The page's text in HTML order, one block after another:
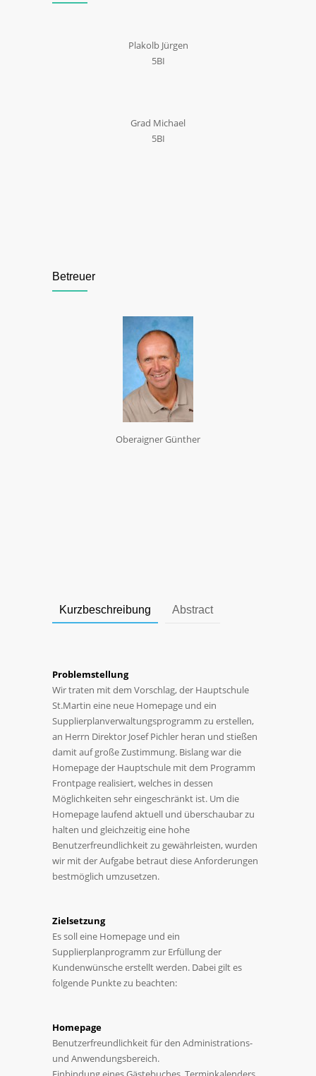
Plakolb Jürgen
5BI
Grad Michael
5BI
Betreuer
Oberaigner Günther
Kurzbeschreibung Abstract
Problemstellung
Wir traten mit dem Vorschlag, der Hauptschule
St.Martin eine neue Homepage und ein
Supplierplanverwaltungsprogramm zu erstellen,
an Herrn Direktor Josef Pichler heran und stießen
damit auf große Zustimmung. Bislang war die
Homepage der Hauptschule mit dem Programm
Frontpage realisiert, welches in dessen
Möglichkeiten sehr eingeschränkt ist. Um die
Homepage laufend aktuell und überschaubar zu
halten und gleichzeitig eine hohe
Benutzerfreundlichkeit zu gewährleisten, wurden
wir mit der Aufgabe betraut diese Anforderungen
bestmöglich umzusetzen.
Zielsetzung
Es soll eine Homepage und ein
Supplierplanprogramm zur Erfüllung der
Kundenwünsche erstellt werden. Dabei gilt es
folgende Punkte zu beachten:
Homepage
Benutzerfreundlichkeit für den Administrations-
und Anwendungsbereich.